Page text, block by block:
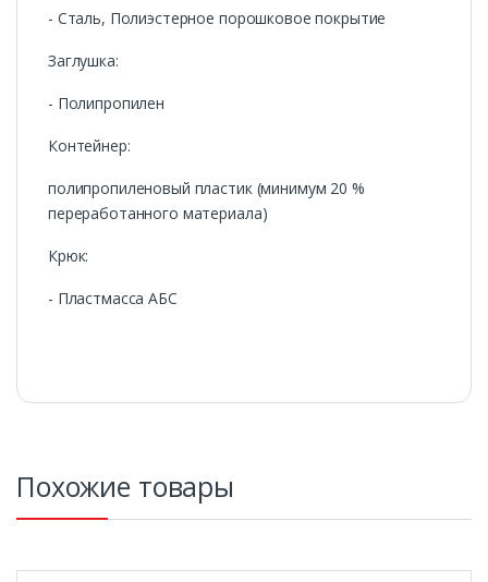
- Сталь, Полиэстерное порошковое покрытие
Заглушка:
- Полипропилен
Контейнер:
полипропиленовый пластик (минимум 20 %
переработанного материала)
Крюк:
- Пластмасса АБС
Похожие товары